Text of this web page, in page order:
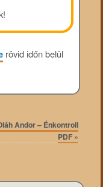
rövid időn belül
Andor – Énkontroll
PDF »